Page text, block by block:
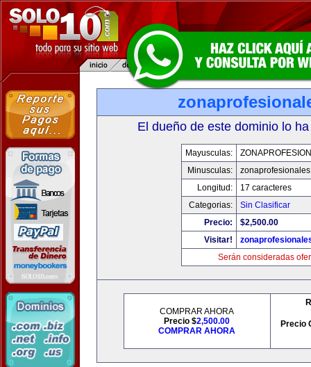
El dueño de este dominio lo
Mayusculas:
Minusculas:
Longitud:
17 caracteres
Categorias:
Sin Clasificar
Precio:
$2,500.00
Visitar!
Serán consideradas
COMPRAR AHORA
Precio $2,500.00
COMPRAR AHORA
Precio